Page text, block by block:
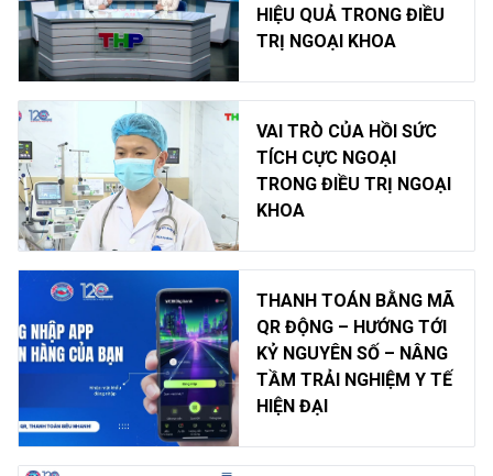
HIỆU QUẢ TRONG ĐIỀU
TRỊ NGOẠI KHOA
VAI TRÒ CỦA HỒI SỨC
TÍCH CỰC NGOẠI
TRONG ĐIỀU TRỊ NGOẠI
KHOA
THANH TOÁN BẰNG MÃ
QR ĐỘNG – HƯỚNG TỚI
KỶ NGUYÊN SỐ – NÂNG
TẦM TRẢI NGHIỆM Y TẾ
HIỆN ĐẠI